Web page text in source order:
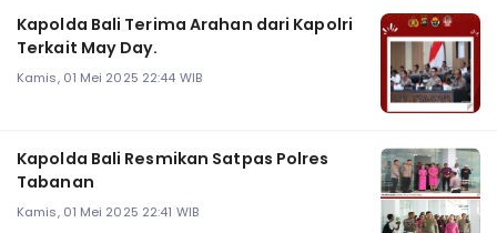
Kapolda Bali Terima Arahan dari Kapolri
Terkait May Day.
Kamis, 01 Mei 2025 22:44 WIB
Kapolda Bali Resmikan Satpas Polres
Tabanan
Kamis, 01 Mei 2025 22:41 WIB